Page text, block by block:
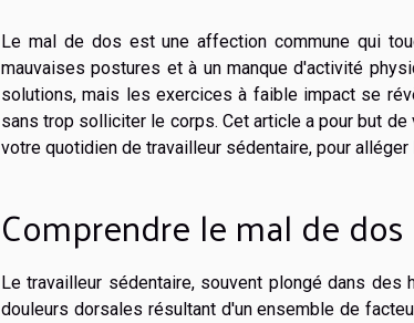
Le mal de dos est une affection commune qui
mauvaises postures et à un manque d'activité
solutions, mais les exercices à faible impact se
sans trop solliciter le corps. Cet article a pour but
votre quotidien de travailleur sédentaire, pour
Comprendre le mal de
Le travailleur sédentaire, souvent plongé dans des
douleurs dorsales résultant d'un ensemble de